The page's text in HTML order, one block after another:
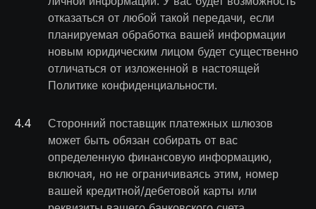
отказаться от любой такой передачи, если
планируемая обработка вашей информации
новым юридическим лицом будет существенно
отличаться от изложенной в настоящей
Политике конфиденциальности.
4.4
Сторонний поставщик платежных шлюзов
может быть обязан собирать от вас
определенную финансовую информацию,
включая, но не ограничиваясь этим, номер
вашей кредитной/дебетовой карты или